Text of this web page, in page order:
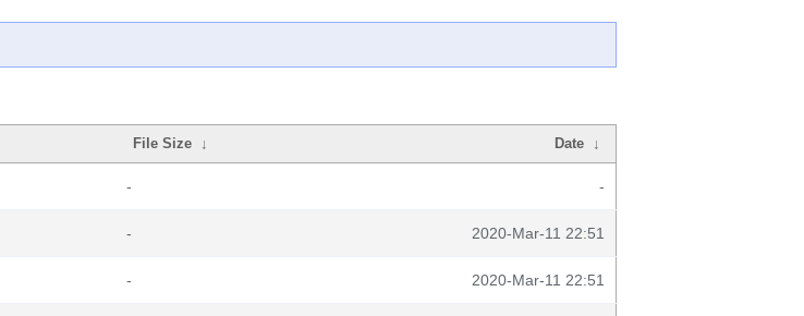
File Size ↓ Date ↓
- -
- 2020-Mar-11 22:51
- 2020-Mar-11 22:51